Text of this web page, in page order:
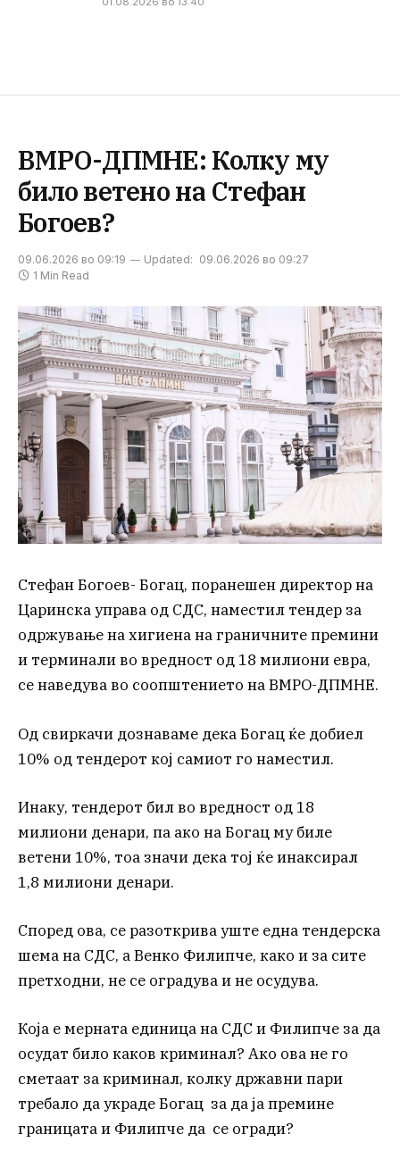
ВМРО-ДПМНЕ: Колку му
било ветено на Стефан
Богоев?
09.06.2026 во 09:19 Updated: 09.06.2026 во 09:27
1 Min Read
Стефан Богоев- Богац, поранешен директор на
Царинска управа од СДС, наместил тендер за
одржување на хигиена на граничните премини
и терминали во вредност од 18 милиони евра,
се наведува во соопштението на ВМРО-ДПМНЕ.
Од свиркачи дознаваме дека Богац ќе добиел
10% од тендерот кој самиот го наместил.
Инаку, тендерот бил во вредност од 18
милиони денари, па ако на Богац му биле
ветени 10%, тоа значи дека тој ќе инаксирал
1,8 милиони денари.
Според ова, се разоткрива уште една тендерска
шема на СДС, а Венко Филипче, како и за сите
претходни, не се оградува и не осудува.
Која е мерната единица на СДС и Филипче за да
осудат било каков криминал? Ако ова не го
сметаат за криминал, колку државни пари
требало да украде Богац за да ја премине
границата и Филипче да се огради?